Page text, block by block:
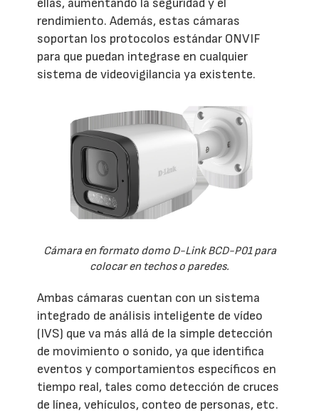
ellas, aumentando la seguridad y el
rendimiento. Además, estas cámaras
soportan los protocolos estándar ONVIF
para que puedan integrase en cualquier
sistema de videovigilancia ya existente.
Cámara en formato domo D-Link BCD-P01 para
colocar en techos o paredes.
Ambas cámaras cuentan con un sistema
integrado de análisis inteligente de vídeo
(IVS) que va más allá de la simple detección
de movimiento o sonido, ya que identifica
eventos y comportamientos específicos en
tiempo real, tales como detección de cruces
de línea, vehículos, conteo de personas, etc.